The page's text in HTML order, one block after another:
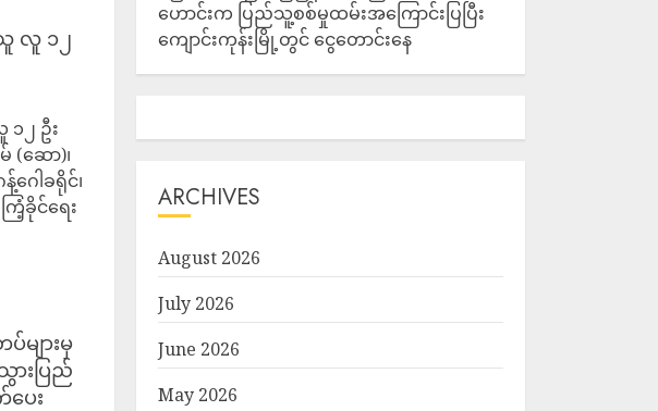
လူ ၁၂
၂ ဦး
(ဆော)၊
ေါခရိုင်၊
ြံ့ခိုင်ရေး
ျားမှ
ားပြည်
ပေး
ဟောင်းက ပြည်သူ့စစ်မှုထမ်းအကြောင်းပြပြီး
ကျောင်းကုန်းမြို့တွင် ငွေတောင်းနေ
ARCHIVES
August 2026
July 2026
June 2026
May 2026